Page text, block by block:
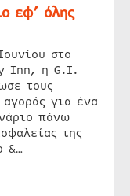
εφ’ όλης
στο
Inn, η G.I.
τους
για ένα
πάνω
της
&…